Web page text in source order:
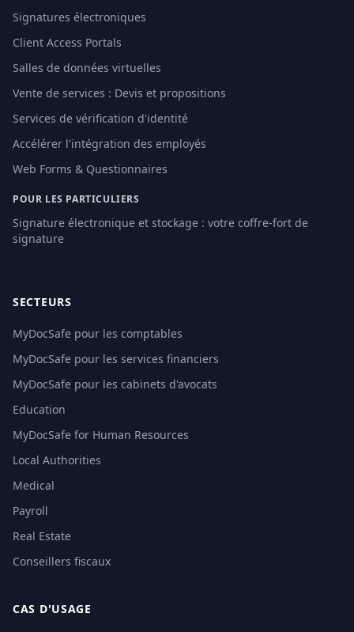
Signatures électroniques
Client Access Portals
Salles de données virtuelles
Vente de services : Devis et propositions
Services de vérification d'identité
Accélérer l'intégration des employés
Web Forms & Questionnaires
POUR LES PARTICULIERS
Signature électronique et stockage : votre coffre-fort de
signature
SECTEURS
MyDocSafe pour les comptables
MyDocSafe pour les services financiers
MyDocSafe pour les cabinets d'avocats
Education
MyDocSafe for Human Resources
Local Authorities
Medical
Payroll
Real Estate
Conseillers fiscaux
CAS D'USAGE